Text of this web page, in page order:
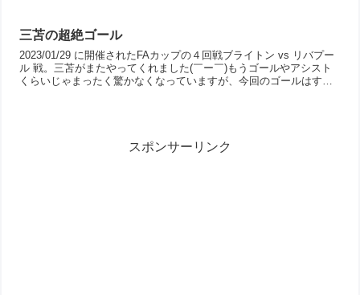
三苫の超絶ゴール
2023/01/29 に開催されたFAカップの４回戦ブライトン vs リバプー
ル 戦。三苫がまたやってくれました(￣ー￣)もうゴールやアシスト
くらいじゃまったく驚かなくなっていますが、今回のゴールはすご
スポンサーリンク